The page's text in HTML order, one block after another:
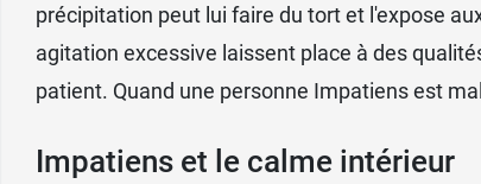
précipitation peut lui faire du tort et l'expose
agitation excessive laissent place à des
patient. Quand une personne Impatiens est
Impatiens et le calme intérieur